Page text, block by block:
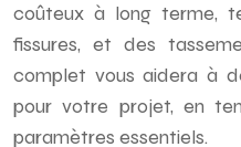
coûteux à long terme,
fissures, et des
complet vous aidera à
pour votre projet, en
paramètres essentiels.